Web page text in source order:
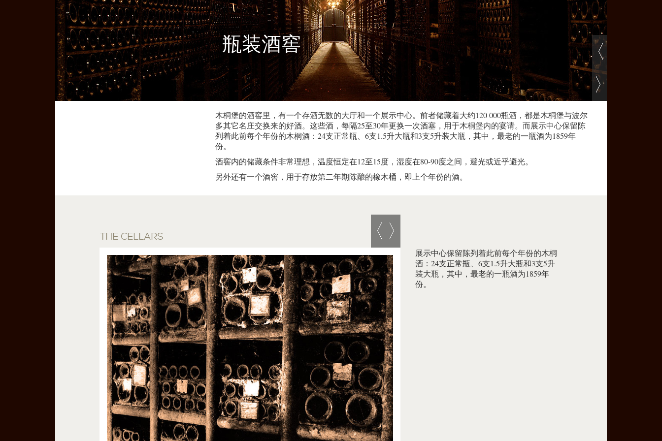
瓶装酒窖
木桐堡的酒窖里，有一个存酒无数的大厅和一个展示中心。前者储藏着大约120 000瓶酒，都是木桐堡与波尔
多其它名庄交换来的好酒。这些酒，每隔25至30年更换一次酒塞，用于木桐堡内的宴请。而展示中心保留陈
列着此前每个年份的木桐酒：24支正常瓶、6支1.5升大瓶和3支5升装大瓶，其中，最老的一瓶酒为1859年
份。
酒窖内的储藏条件非常理想，温度恒定在12至15度，湿度在80-90度之间，避光或近乎避光。
另外还有一个酒窖，用于存放第二年期陈酿的橡木桶，即上个年份的酒。
THE CELLARS
展示中心保留陈列着此前每个年份的木桐
酒：24支正常瓶、6支1.5升大瓶和3支5升
装大瓶，其中，最老的一瓶酒为1859年
份。